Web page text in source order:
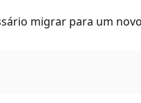
migrar para um